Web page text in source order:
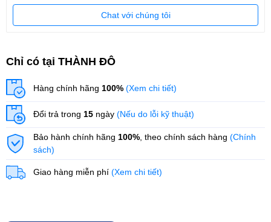
Chat với chúng tôi
Chỉ có tại THÀNH ĐÔ
Hàng chính hãng 100% (Xem chi tiết)
Đổi trả trong 15 ngày (Nếu do lỗi kỹ thuật)
Bảo hành chính hãng 100% , theo chính sách hàng (Chính
sách)
Giao hàng miễn phí (Xem chi tiết)